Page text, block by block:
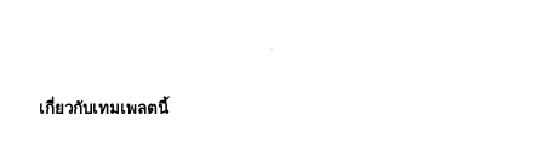
เกี่ยวกับเทมเพลตนี้